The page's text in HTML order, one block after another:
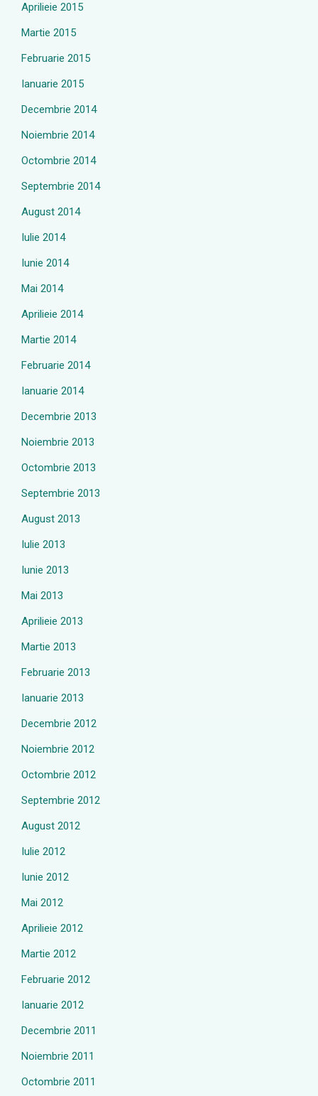
Aprilieie 2015
Martie 2015
Februarie 2015
Ianuarie 2015
Decembrie 2014
Noiembrie 2014
Octombrie 2014
Septembrie 2014
August 2014
Iulie 2014
Iunie 2014
Mai 2014
Aprilieie 2014
Martie 2014
Februarie 2014
Ianuarie 2014
Decembrie 2013
Noiembrie 2013
Octombrie 2013
Septembrie 2013
August 2013
Iulie 2013
Iunie 2013
Mai 2013
Aprilieie 2013
Martie 2013
Februarie 2013
Ianuarie 2013
Decembrie 2012
Noiembrie 2012
Octombrie 2012
Septembrie 2012
August 2012
Iulie 2012
Iunie 2012
Mai 2012
Aprilieie 2012
Martie 2012
Februarie 2012
Ianuarie 2012
Decembrie 2011
Noiembrie 2011
Octombrie 2011